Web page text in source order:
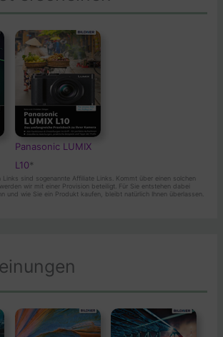
Panasonic LUMIX
L10*
Links sind sogenannte Affiliate Links. Kommt über einen solchen
wir mit einer Provision beteiligt. Für Sie entstehen dabei
und wie Sie ein Produkt kaufen, bleibt natürlich Ihnen überlassen.